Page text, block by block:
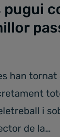
pugui
han
i
de la…